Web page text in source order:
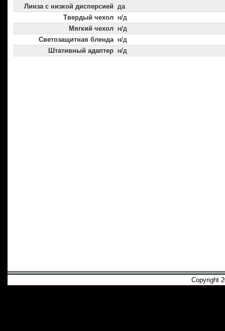
Линза с низкой дисперсией да
Твердый чехол н/д
Мягкий чехол н/д
Светозащитная бленда н/д
Штативный адаптер н/д
Copyright